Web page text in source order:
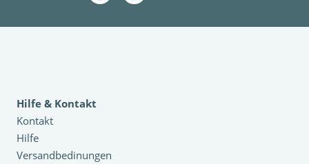
Hilfe & Kontakt
Kontakt
Hilfe
Versandbedinungen